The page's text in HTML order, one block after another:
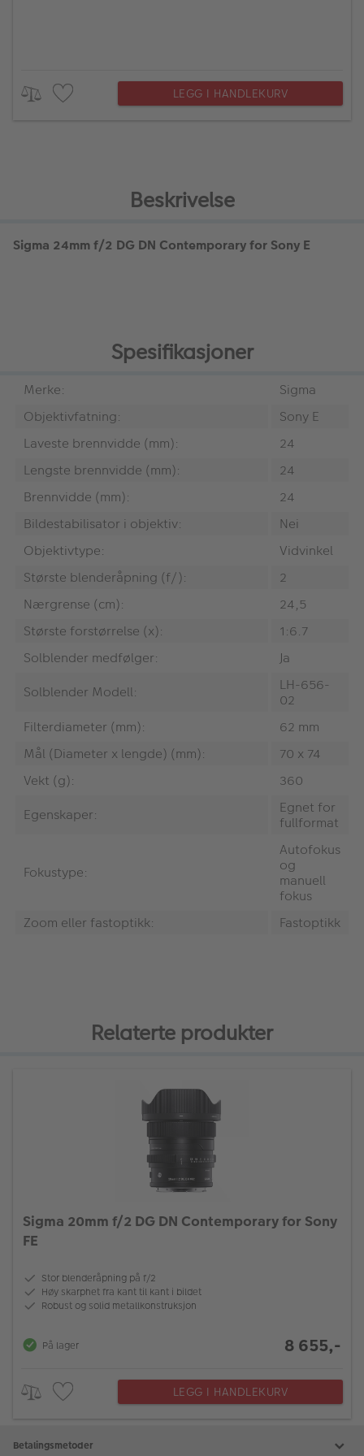
LEGG I HANDLEKURV
Beskrivelse
Sigma 24mm f/2 DG DN Contemporary for Sony E
Spesifikasjoner
Merke:
Sigma
Objektivfatning:
Sony E
Laveste brennvidde (mm):
24
Lengste brennvidde (mm):
24
Brennvidde (mm):
24
Bildestabilisator i objektiv:
Nei
Objektivtype:
Vidvinkel
Største blenderåpning (f/):
2
Nærgrense (cm):
24,5
Største forstørrelse (x):
1:6.7
Solblender medfølger:
Ja
Solblender Modell:
LH-656-
02
Filterdiameter (mm):
62 mm
Mål (Diameter x lengde) (mm):
70 x 74
Vekt (g):
360
Egenskaper:
Egnet for
fullformat
Fokustype:
Autofokus
og
manuell
fokus
Zoom eller fastoptikk:
Fastoptikk
Relaterte produkter
Sigma 20mm f/2 DG DN Contemporary for Sony
FE
Stor blenderåpning på f/2
Høy skarphet fra kant til kant i bildet
Robust og solid metallkonstruksjon
På lager 8 655,-
LEGG I HANDLEKURV
Betalingsmetoder